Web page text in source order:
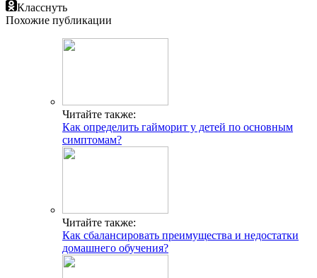
Класснуть
Похожие публикации
Читайте также:
Как определить гайморит у детей по основным
симптомам?
Читайте также:
Как сбалансировать преимущества и недостатки
домашнего обучения?